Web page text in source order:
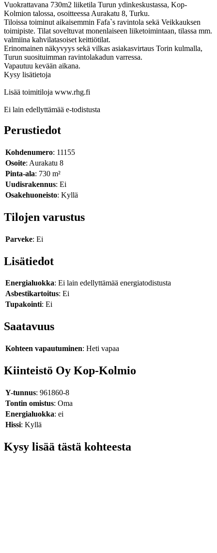
Vuokrattavana 730m2 liiketila Turun ydinkeskustassa, Kop-
Kolmion talossa, osoitteessa Aurakatu 8, Turku.
Tiloissa toiminut aikaisemmin Fafa`s ravintola sekä Veikkauksen
toimipiste. Tilat soveltuvat monenlaiseen liiketoimintaan, tilassa mm.
valmiina kahvilatasoiset keittiötilat.
Erinomainen näkyvyys sekä vilkas asiakasvirtaus Torin kulmalla,
Turun suosituimman ravintolakadun varressa.
Vapautuu kevään aikana.
Kysy lisätietoja
Lisää toimitiloja www.rhg.fi
Ei lain edellyttämää e-todistusta
Perustiedot
Kohdenumero: 11155
Osoite: Aurakatu 8
Pinta-ala: 730 m²
Uudisrakennus: Ei
Osakehuoneisto: Kyllä
Tilojen varustus
Parveke: Ei
Lisätiedot
Energialuokka: Ei lain edellyttämää energiatodistusta
Asbestikartoitus: Ei
Tupakointi: Ei
Saatavuus
Kohteen vapautuminen: Heti vapaa
Kiinteistö Oy Kop-Kolmio
Y-tunnus: 961860-8
Tontin omistus: Oma
Energialuokka: ei
Hissi: Kyllä
Kysy lisää tästä kohteesta